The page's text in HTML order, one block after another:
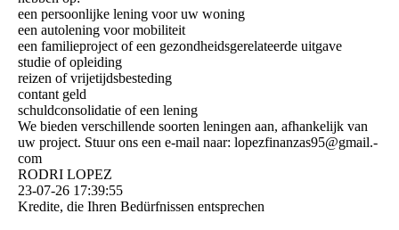
een persoonlijke lening voor uw woning
een autolening voor mobiliteit
een familieproject of een gezondheidsgerelateerde uitgave
studie of opleiding
reizen of vrijetijdsbesteding
contant geld
schuldconsolidatie of een lening
We bieden verschillende soorten leningen aan, afhankelijk van
uw project. Stuur ons een e-mail naar: lopezfinanzas95@­gmail.­
com
RODRI LOPEZ
23-07-26 17:39:55
Kredite, die Ihren Bedürfnissen entsprechen